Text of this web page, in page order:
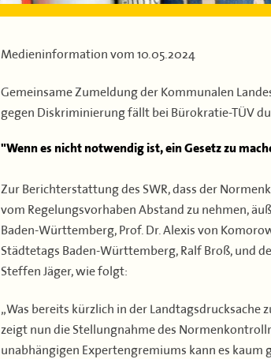
Medieninformation vom10.05.2024
Gemeinsame Zumeldung der Kommunalen
gegen Diskriminierung fällt bei Bürokratie-TÜV
"Wenn es nicht notwendig ist, ein Gesetz zu
Zur Berichterstattung des SWR, dass der
vom Regelungsvorhaben Abstand zu nehmen,
Baden-Württemberg, Prof. Dr. Alexis von
Städtetags Baden-Württemberg, Ralf Broß, und
Steffen Jäger, wie folgt:
„Was bereits kürzlich in der
zeigt nun die Stellungnahme des
unabhängigen Expertengremiums kann es kaum